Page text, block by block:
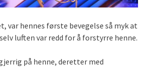
var hennes første bevegelse så myk at
luften var redd for å forstyrre henne.
på henne, deretter med